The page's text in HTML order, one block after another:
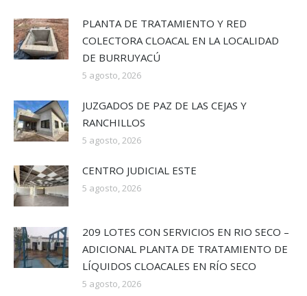
PLANTA DE TRATAMIENTO Y RED
COLECTORA CLOACAL EN LA LOCALIDAD
DE BURRUYACÚ
5 agosto, 2026
JUZGADOS DE PAZ DE LAS CEJAS Y
RANCHILLOS
5 agosto, 2026
CENTRO JUDICIAL ESTE
5 agosto, 2026
209 LOTES CON SERVICIOS EN RIO SECO –
ADICIONAL PLANTA DE TRATAMIENTO DE
LÍQUIDOS CLOACALES EN RÍO SECO
5 agosto, 2026